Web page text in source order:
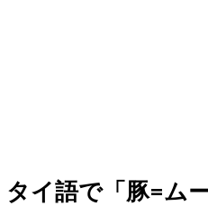
タイ語で「豚=ム